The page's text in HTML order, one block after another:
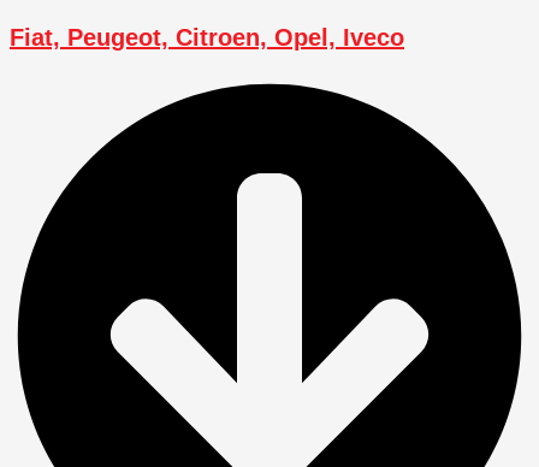
Fiat, Peugeot, Citroen, Opel, Iveco